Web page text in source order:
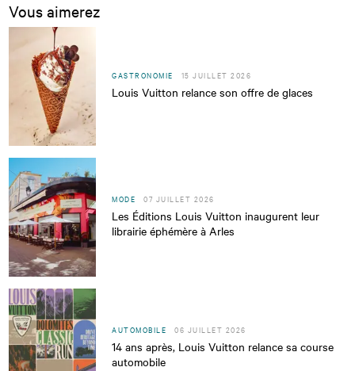
Vous aimerez
GASTRONOMIE 15 JUILLET 2026
Louis Vuitton relance son offre de glaces
MODE 07 JUILLET 2026
Les Éditions Louis Vuitton inaugurent leur
librairie éphémère à Arles
AUTOMOBILE 06 JUILLET 2026
14 ans après, Louis Vuitton relance sa course
automobile